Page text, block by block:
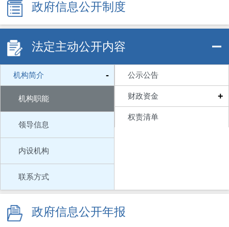
政府信息公开制度
法定主动公开内容
机构简介 -
机构职能
领导信息
内设机构
联系方式
公示公告
财政资金 +
权责清单
政府信息公开年报